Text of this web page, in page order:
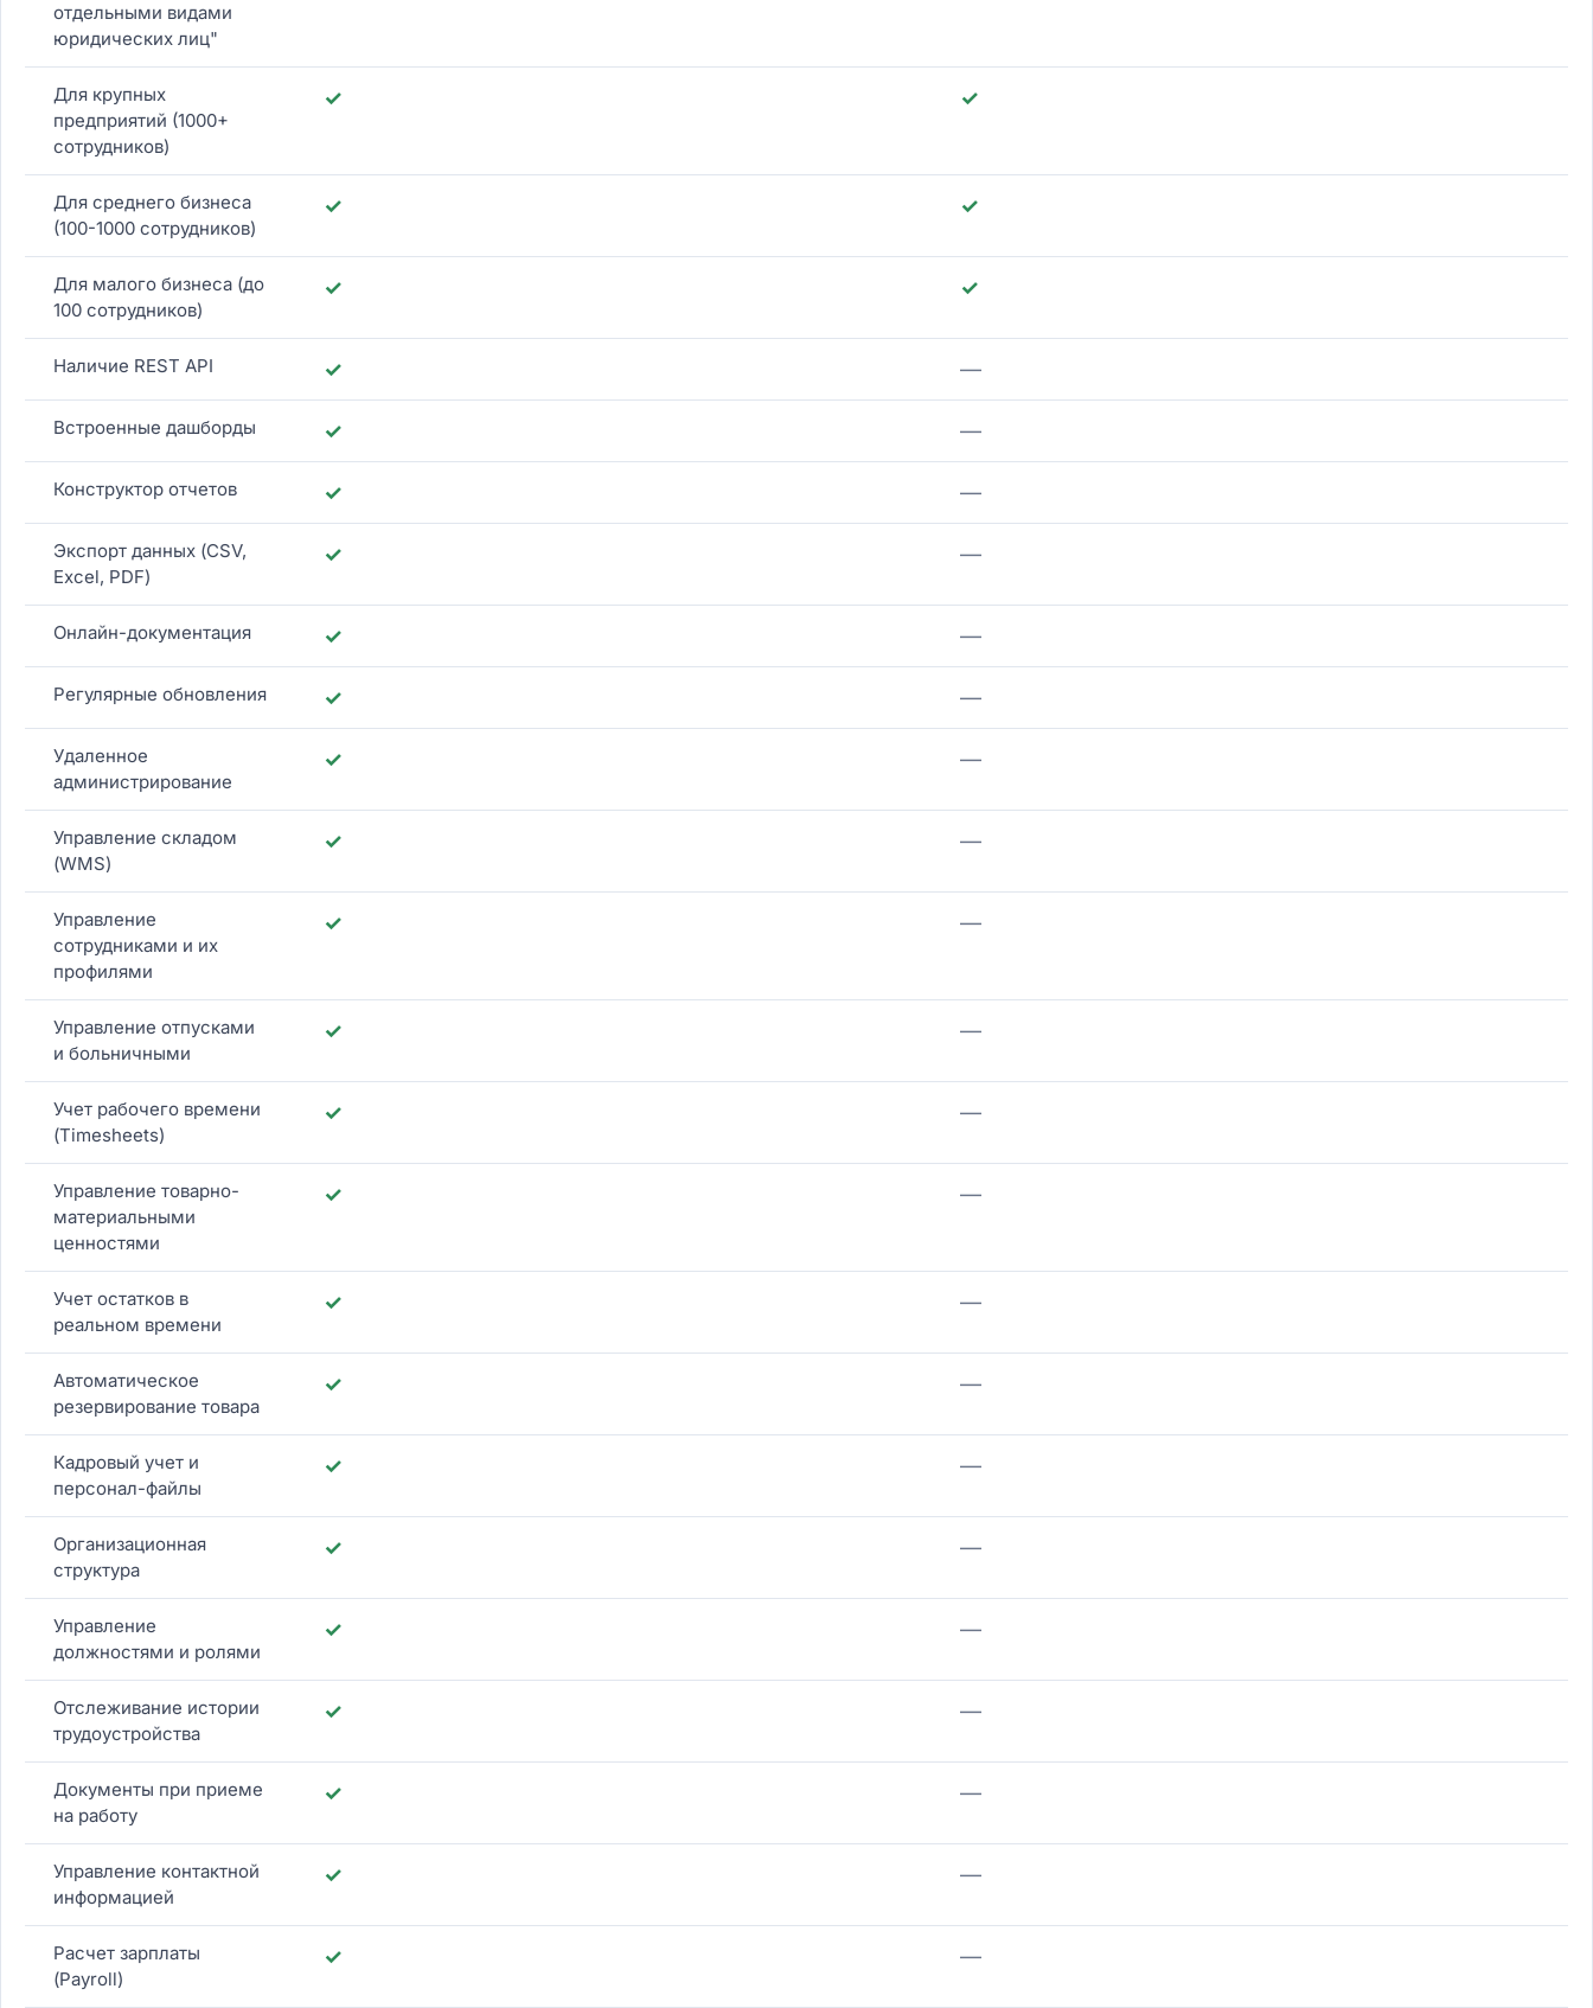
отдельными видами
юридических лиц"
Для крупных
предприятий (1000+
сотрудников)
✓ ✓
Для среднего бизнеса
(100-1000 сотрудников)
✓ ✓
Для малого бизнеса (до
100 сотрудников)
✓ ✓
Наличие REST API ✓ —
Встроенные дашборды ✓ —
Конструктор отчетов ✓ —
Экспорт данных (CSV,
Excel, PDF)
✓ —
Онлайн-документация ✓ —
Регулярные обновления ✓ —
Удаленное
администрирование
✓ —
Управление складом
(WMS)
✓ —
Управление
сотрудниками и их
профилями
✓ —
Управление отпусками
и больничными
✓ —
Учет рабочего времени
(Timesheets)
✓ —
Управление товарно-
материальными
ценностями
✓ —
Учет остатков в
реальном времени
✓ —
Автоматическое
резервирование товара
✓ —
Кадровый учет и
персонал-файлы
✓ —
Организационная
структура
✓ —
Управление
должностями и ролями
✓ —
Отслеживание истории
трудоустройства
✓ —
Документы при приеме
на работу
✓ —
Управление контактной
информацией
✓ —
Расчет зарплаты
(Payroll)
✓ —